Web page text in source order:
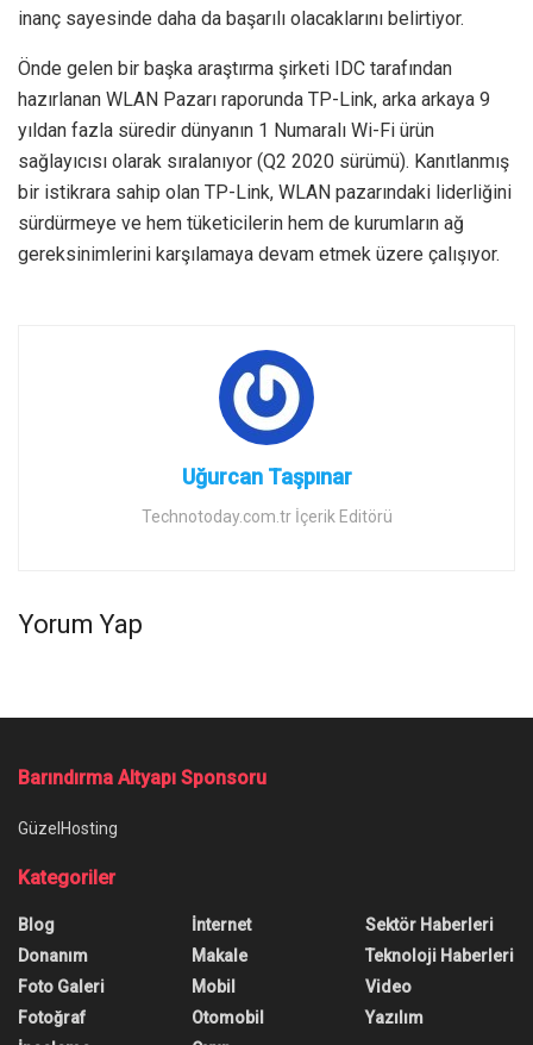
inanç sayesinde daha da başarılı olacaklarını belirtiyor.
Önde gelen bir başka araştırma şirketi IDC tarafından
hazırlanan WLAN Pazarı raporunda TP-Link, arka arkaya 9
yıldan fazla süredir dünyanın 1 Numaralı Wi-Fi ürün
sağlayıcısı olarak sıralanıyor (Q2 2020 sürümü). Kanıtlanmış
bir istikrara sahip olan TP-Link, WLAN pazarındaki liderliğini
sürdürmeye ve hem tüketicilerin hem de kurumların ağ
gereksinimlerini karşılamaya devam etmek üzere çalışıyor.
Uğurcan Taşpınar
Technotoday.com.tr İçerik Editörü
Yorum Yap
Barındırma Altyapı Sponsoru
GüzelHosting
Kategoriler
Blog
Donanım
Foto Galeri
Fotoğraf
İnternet
Makale
Mobil
Otomobil
Sektör Haberleri
Teknoloji Haberleri
Video
Yazılım